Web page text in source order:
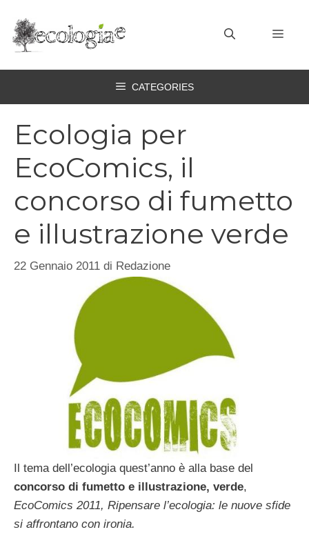
contenuto
CATEGORIES
Ecologia per
EcoComics, il
concorso di fumetto
e illustrazione verde
22 Gennaio 2011 di Redazione
Il tema dell’ecologia quest’anno è alla base del
concorso di fumetto e illustrazione, verde,
EcoComics 2011, Ripensare l’ecologia: le nuove sfide
si affrontano con ironia.